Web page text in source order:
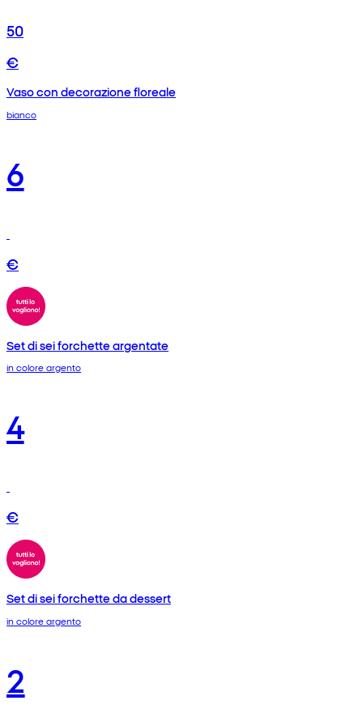
50
€
Vaso con decorazione floreale
bianco
6
€
Set di sei forchette argentate
in colore argento
4
€
Set di sei forchette da dessert
in colore argento
2